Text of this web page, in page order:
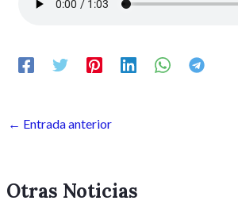
← Entrada anterior
Otras Noticias